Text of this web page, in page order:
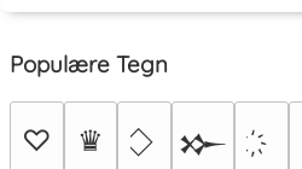
Populære Tegn
♡ ♛ 𒁍